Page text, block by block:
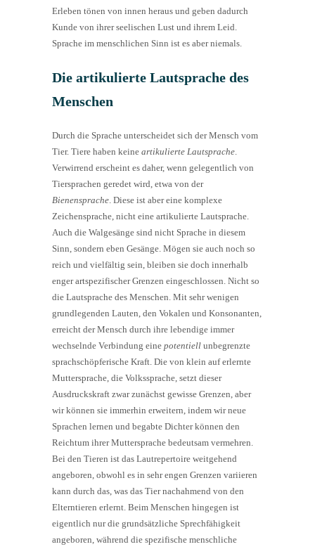
Erleben tönen von innen heraus und geben dadurch
Kunde von ihrer seelischen Lust und ihrem Leid.
Sprache im menschlichen Sinn ist es aber niemals.
Die artikulierte Lautsprache des
Menschen
Durch die Sprache unterscheidet sich der Mensch vom
Tier. Tiere haben keine artikulierte Lautsprache
Verwirrend erscheint es daher, wenn gelegentlich von
Tiersprachen geredet wird, etwa von der
Bienensprache . Diese ist aber eine komplexe
Zeichensprache, nicht eine artikulierte Lautsprache.
Auch die Walgesänge sind nicht Sprache in diesem
Sinn, sondern eben Gesänge. Mögen sie auch noch so
reich und vielfältig sein, bleiben sie doch innerhalb
enger artspezifischer Grenzen eingeschlossen. Nicht so
die Lautsprache des Menschen. Mit sehr wenigen
grundlegenden Lauten, den Vokalen und Konsonanten,
erreicht der Mensch durch ihre lebendige immer
wechselnde Verbindung eine potentiell unbegrenzte
sprachschöpferische Kraft. Die von klein auf erlernte
Muttersprache, die Volkssprache, setzt dieser
Ausdruckskraft zwar zunächst gewisse Grenzen, aber
wir können sie immerhin erweitern, indem wir neue
Sprachen lernen und begabte Dichter können den
Reichtum ihrer Muttersprache bedeutsam vermehren.
Bei den Tieren ist das Lautrepertoire weitgehend
angeboren, obwohl es in sehr engen Grenzen variieren
kann durch das, was das Tier nachahmend von den
Elterntieren erlernt. Beim Menschen hingegen ist
eigentlich nur die grundsätzliche Sprechfähigkeit
angeboren, während die spezifische menschliche